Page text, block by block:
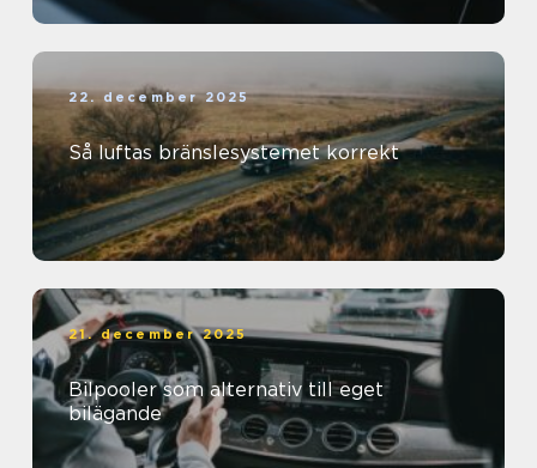
22. december 2025
Så luftas bränslesystemet korrekt
21. december 2025
Bilpooler som alternativ till eget
bilägande